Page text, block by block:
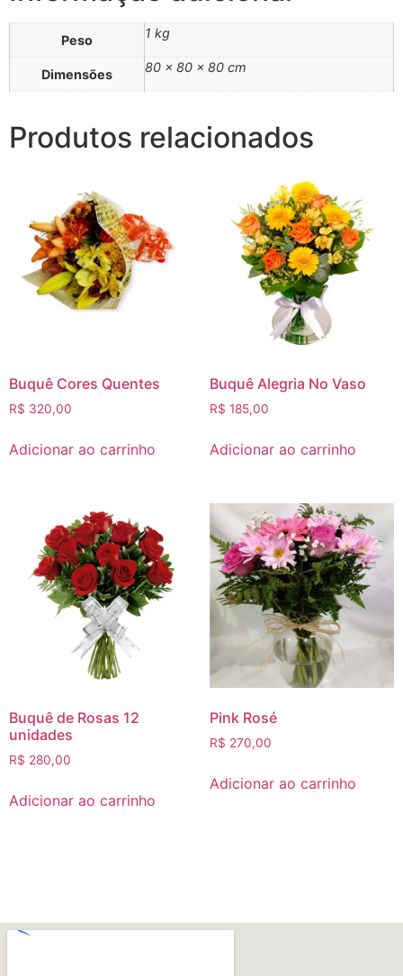
Peso 1 kg
Dimensões 80 × 80 × 80 cm
Produtos relacionados
Buquê Cores Quentes
R$ 320,00
Adicionar ao carrinho
Buquê Alegria No Vaso
R$ 185,00
Adicionar ao carrinho
Buquê de Rosas 12
unidades
R$ 280,00
Adicionar ao carrinho
Pink Rosé
R$ 270,00
Adicionar ao carrinho